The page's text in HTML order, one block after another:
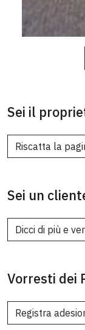
Sei il
Riscatta la
Sei un
Dicci di più e
Vorresti dei
Registra